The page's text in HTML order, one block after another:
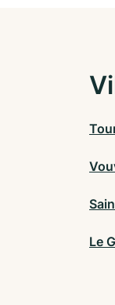
Le